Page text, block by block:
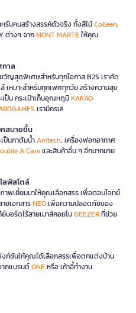
หรับคนสร้างสรรค์ตัวจริง ทั้งสีไม้Colleen,
ต่างๆ จากMONT MARTEให้คุณ
าล
ญสุดพิเศษสำหรับทุกโอกาส B2S เราคัด
เหมาะสำหรับทุกเพศทุกวัย สร้างความสุข
ป็น กระเป๋าเก็บอุณหภูมิKAKAO
เรามีครบ!
กสบายขึ้น
ป็นกาต้มน้ำAnitech, เครื่องฟอกอากาศ
A Careและสินค้าอื่น ๆ อีกมากมาย
ลฟ์สไตล์
พเยี่ยมมาให้คุณเลือกสรร เพื่อตอบโจทย์
ยเอกสารNEOเพื่อความปลอดภัยของ
บอร์ดไร้สายเมาส์คอมโบGEEZERที่ช่วย
ก์ชันให้คุณได้เลือกสรรเพื่อตกแต่งบ้าน
ากแบรนด์ONEหรือ เก้าอี้ทำงาน